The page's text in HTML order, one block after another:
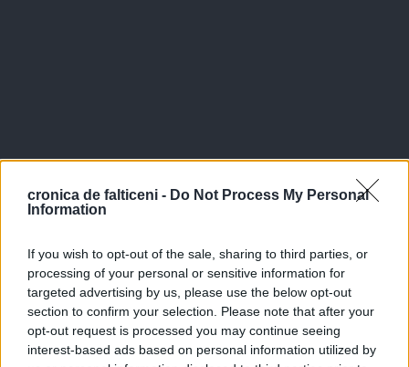
cronica de falticeni - Do Not Process My Personal
Information
If you wish to opt-out of the sale, sharing to third parties, or
processing of your personal or sensitive information for
targeted advertising by us, please use the below opt-out
section to confirm your selection. Please note that after your
opt-out request is processed you may continue seeing
interest-based ads based on personal information utilized by